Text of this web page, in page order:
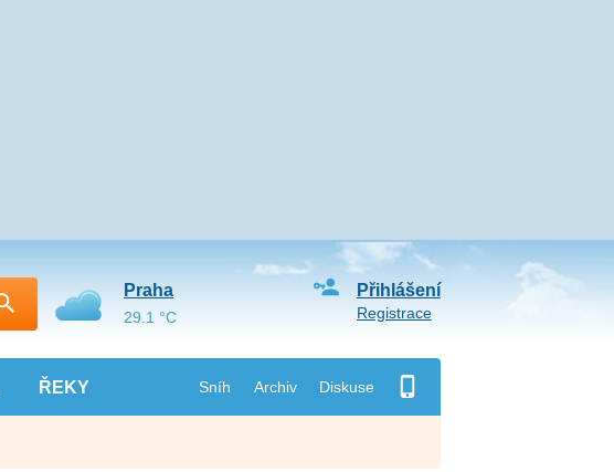
ŘEKY Sníh Archiv Diskuse
Přihlášení
Registrace
Praha
29.1 °C